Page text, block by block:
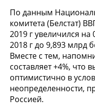
По данным
комитета (Белстат)
2019 г увеличился
2018 г до 9,893 млрд
Вместе с тем,
составляет +4%, что
оптимистично в
неопределенности,
Россией.